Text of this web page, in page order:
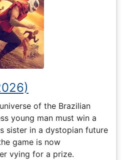
of the Brazilian
young man must win a
sister in a dystopian future
game is now
vying for a prize.